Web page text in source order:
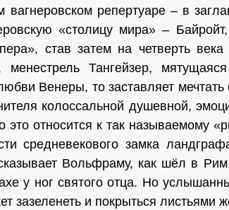
вагнеровском репертуаре – в
«столицу мира» –
став затем на чет­верть
ме­нестрель Тангейзер,
Венеры, то заставляет
колоссальной душевной,
относится к так называемому
средневекового замка
Вольфраму, как шёл в
у ног святого отца. Но
зазеленеть и покрыться